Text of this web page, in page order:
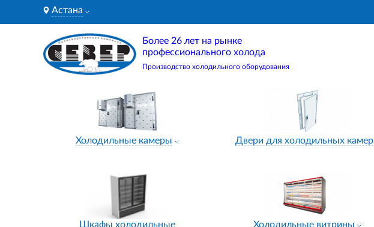
Астана
Более 26 лет на рынке
профессионального холода
Производство холодильного оборудования
Холодильные камеры Двери для холодильных камер
Шкафы холодильные Холодильные витрины